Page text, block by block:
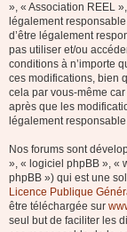
», « Association REEL
légalement
d’être légalement
pas utiliser et/ou
conditions à n’importe
ces modifications, bien
cela par vous-même
après que les
légalement
Nos forums sont
», « logiciel phpBB », «
phpBB ») qui est une
Licence Publique
être téléchargée sur
seul but de faciliter les